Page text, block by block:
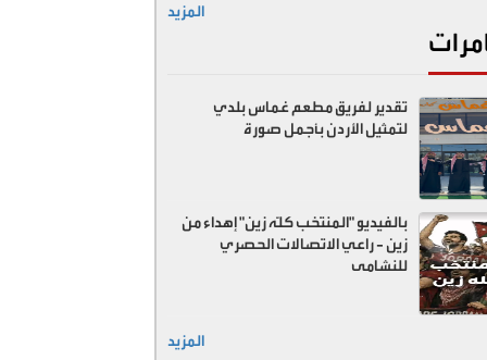
المزيد
تقدير لفريق مطعم غماس بلدي
لتمثيل الأردن بأجمل صورة
بالفيديو "المنتخب كلّه زين" إهداء من
زين - راعي الاتصالات الحصري
للنشامى
المزيد